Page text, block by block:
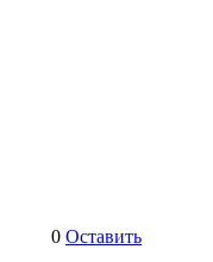
0 Оставить